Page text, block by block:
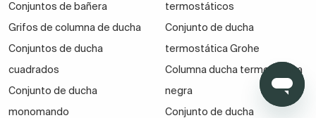
conjuntos de duchas modernos
La pieza empotrada a la pared que proporciona el
El mando o llave para accionar el grifo. Puede
Conjuntos de bañera
Grifos de columna de ducha
Conjuntos de ducha
cuadrados
Conjunto de ducha
monomando
termostáticos
Conjunto de ducha
termostática Grohe
Columna ducha termostática
negra
Conjunto de ducha